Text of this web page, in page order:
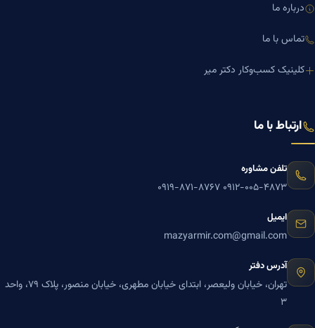
درباره ما
تماس با ما
کلینیک کسب‌وکار دکتر میر
ارتباط با ما
تلفن مشاوره
۰۹۱۲-۰۰۵-۴۸۷۳ ۰۹۱۹-۸۷۱-۸۷۶۷
ایمیل
mazyarmir.com@gmail.com
آدرس دفتر
تهران، خیابان ولیعصر، ابتدای خیابان مطهری، خیابان منصور، پلاک ۷۹، واحد
۳